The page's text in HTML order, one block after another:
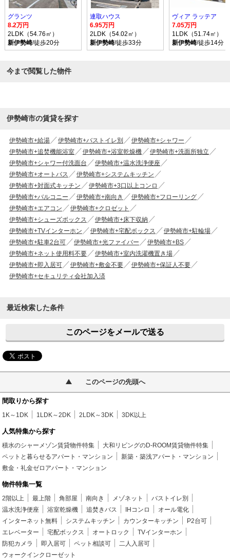
グランツ
8.2万円
2LDK（54.76㎡）
新伊勢崎/徒歩20分
連取ハウス
6.95万円
2LDK（54.02㎡）
新伊勢崎/徒歩33分
ヴィア ラッテア
7.05万円
1LDK（51.74㎡）
新伊勢崎/徒歩14分
今まで閲覧した物件
伊勢崎市の賃貸を探す
伊勢崎市+給湯 伊勢崎市+バストイレ別
伊勢崎市+シャワー
伊勢崎市+追焚機能浴室
伊勢崎市+浴室乾燥機
伊勢崎市+洗面所独立
伊勢崎市+シャワー付洗面台
伊勢崎市+温水洗浄便座
伊勢崎市+オートバス
伊勢崎市+システムキッチン
伊勢崎市+対面式キッチン
伊勢崎市+3口以上コンロ
伊勢崎市+バルコニー
伊勢崎市+南向き
伊勢崎市+フローリング
伊勢崎市+エアコン
伊勢崎市+クロゼット
伊勢崎市+シューズボックス
伊勢崎市+床下収納
伊勢崎市+TVインターホン
伊勢崎市+宅配ボックス
伊勢崎市+駐輪場
伊勢崎市+駐車2台可
伊勢崎市+光ファイバー
伊勢崎市+BS
伊勢崎市+ネット使用料不要
伊勢崎市+室内洗濯機置き場
伊勢崎市+即入居可
伊勢崎市+敷金不要
伊勢崎市+保証人不要
伊勢崎市+セキュリティ会社加入済
最近検索した条件
このページをメールで送る
このページの先頭へ
間取りから探す
1K～1DK 1LDK～2DK 2LDK～3DK 3DK以上
人気特集から探す
積水のシャーメゾン賃貸物件特集
大和リビングのD-ROOM賃貸物件特集
ペットと暮らせるアパート・マンション
新築・築浅アパート・マンション
敷金・礼金ゼロアパート・マンション
物件特集一覧
2階以上 最上階 角部屋 南向き メゾネット
バストイレ別
温水洗浄便座
浴室乾燥機 追焚きバス IHコンロ
オール電化
インターネット無料
システムキッチン カウンターキッチン
P2台可
エレベーター
宅配ボックス オートロック
TVインターホン
防犯カメラ
即入居可 ペット相談可
二人入居可
ウォークインクローゼット